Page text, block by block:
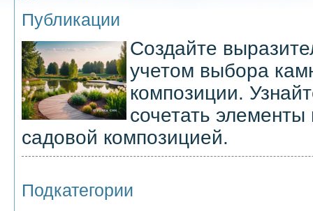
Публикации
Создайте
учетом выбора
композиции.
сочетать
садовой композицией.
Подкатегории